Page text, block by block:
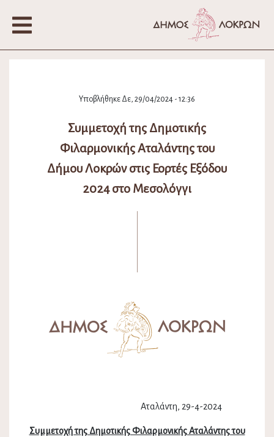
Υποβλήθηκε Δε, 29/04/2024 - 12:36
Συμμετοχή της Δημοτικής
Φιλαρμονικής Αταλάντης του
Δήμου Λοκρών στις Εορτές Εξόδου
2024 στο Μεσολόγγι
Αταλάντη, 29-4-2024
Συμμετοχή της Δημοτικής Φιλαρμονικής Αταλάντης του